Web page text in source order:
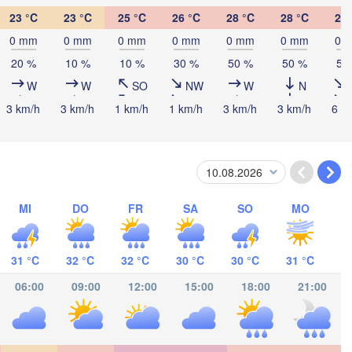
23 °C
0 mm
20 %
W
3 km/h
23 °C
0 mm
10 %
W
3 km/h
25 °C
0 mm
10 %
SO
1 km/h
26 °C
0 mm
30 %
NW
1 km/h
28 °C
0 mm
50 %
W
3 km/h
28 °C
0 mm
50 %
N
3 km/h
29
0
50
6
MI
31 °C
DO
32 °C
FR
32 °C
SA
30 °C
SO
30 °C
MO
31 °C
06:00 09:00 12:00 15:00 18:00 21:00
San José
Kingston